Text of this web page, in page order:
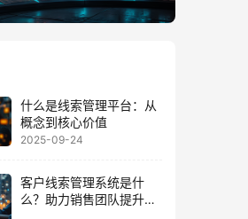
什么是线索管理平台：从
概念到核心价值
2025-09-24
客户线索管理系统是什
么？助力销售团队提升成